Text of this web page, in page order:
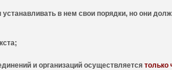
устанавливать в нем свои порядки, но они
и организаций осуществляетсятолько